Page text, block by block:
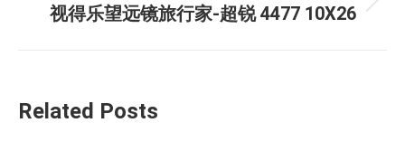
文
未
视得乐望远镜旅行家-超锐 4477 10X26
Related Posts